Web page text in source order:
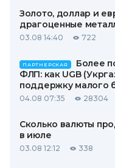
Золото, доллар и
драгоценные
03.08 14:40 722
ПАРТНЕРСКАЯ
Более
ФЛП: как UGB
поддержку малого
04.08 07:35 28304
Сколько валюты
в июле
03.08 12:12 338